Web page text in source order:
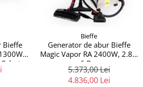
Bieffe
Bieffe
Generator de abur Bieffe
Magic Vapor RA 2400W, 2.8L,
6 Bar
5.373,00 Lei
4.836,00 Lei